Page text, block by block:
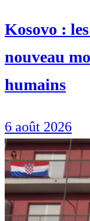
Kosovo :
nouveau
humains
6 août 2026